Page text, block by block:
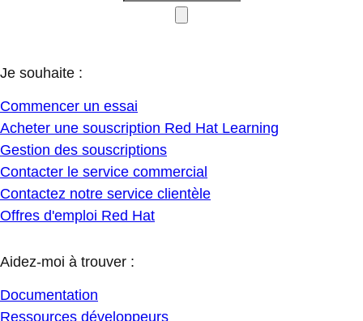
Je souhaite :
Commencer un essai
Acheter une souscription Red Hat Learning
Gestion des souscriptions
Contacter le service commercial
Contactez notre service clientèle
Offres d'emploi Red Hat
Aidez-moi à trouver :
Documentation
Ressources développeurs